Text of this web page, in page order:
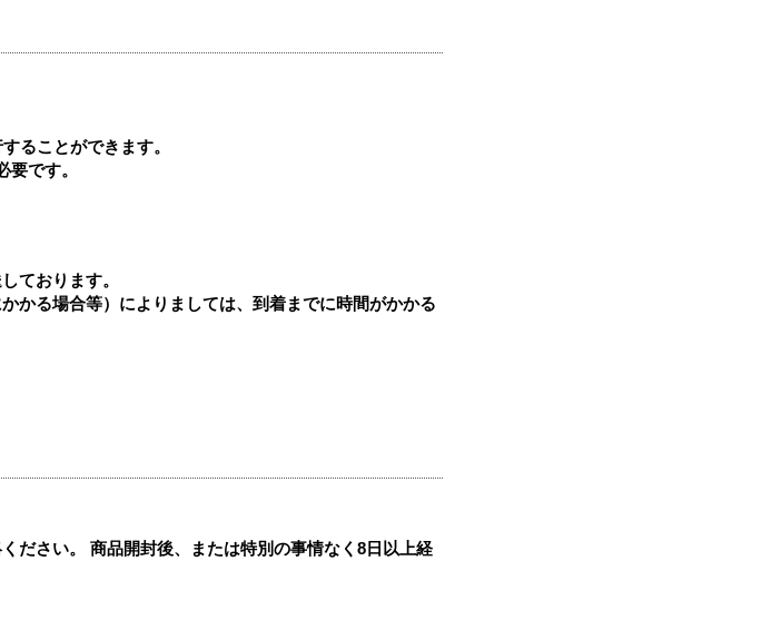
ることができます。
です。
ております。
かる場合等）によりましては、到着までに時間がかかる
ださい。 商品開封後、または特別の事情なく8日以上経